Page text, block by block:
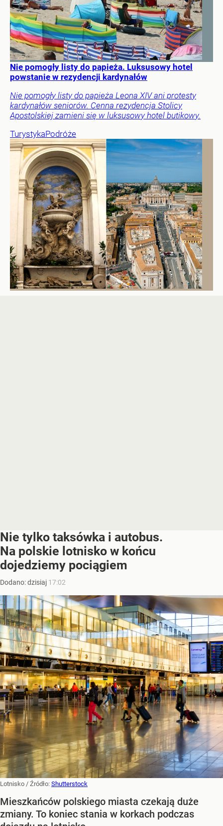
Nie pomogły listy do papieża. Luksusowy hotel
powstanie w rezydencji kardynałów
Nie pomogły listy do papieża Leona XIV ani protesty
kardynałów seniorów. Cenna rezydencja Stolicy
Apostolskiej zamieni się w luksusowy hotel butikowy.
TurystykaPodróże
Nie tylko taksówka i autobus.
Na polskie lotnisko w końcu
dojedziemy pociągiem
Dodano:dzisiaj 17:02
Lotnisko / Źródło: Shutterstock
Mieszkańców polskiego miasta czekają duże
zmiany. To koniec stania w korkach podczas